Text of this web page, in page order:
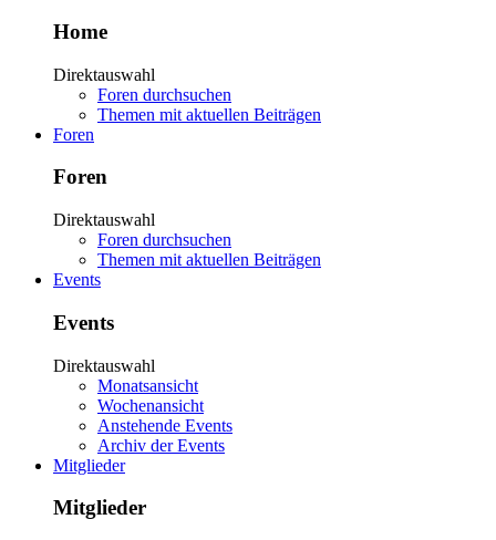
Home
Direktauswahl
Foren durchsuchen
Themen mit aktuellen Beiträgen
Foren
Foren
Direktauswahl
Foren durchsuchen
Themen mit aktuellen Beiträgen
Events
Events
Direktauswahl
Monatsansicht
Wochenansicht
Anstehende Events
Archiv der Events
Mitglieder
Mitglieder